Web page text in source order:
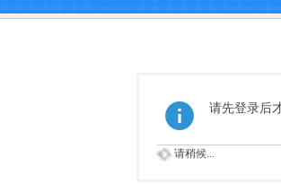
请先登录后
请稍候...